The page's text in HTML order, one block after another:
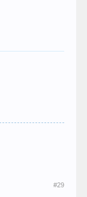
#29